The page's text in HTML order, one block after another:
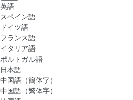
英語
スペイン語
ドイツ語
フランス語
イタリア語
ポルトガル語
日本語
中国語（簡体字）
中国語（繁体字）